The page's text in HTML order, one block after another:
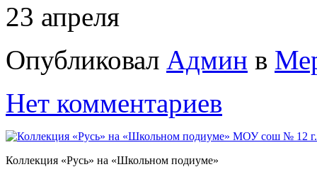
23 апреля
Опубликовал Админ в
Нет комментариев
Коллекция «Русь» на «Школьном подиуме»